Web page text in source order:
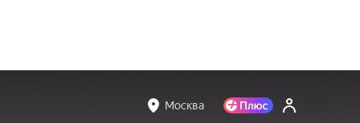
Москва